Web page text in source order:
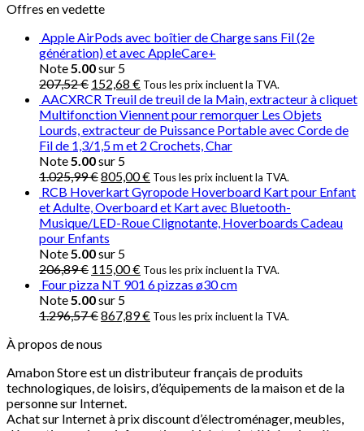
Offres en vedette
Apple AirPods avec boîtier de Charge sans Fil (2e
génération) et avec AppleCare+
Note5.00sur 5
207,52€ 152,68 € Tous les prix incluent la TVA.
AACXRCR Treuil de treuil de la Main, extracteur à cliquet
Multifonction Viennent pour remorquer Les Objets
Lourds, extracteur de Puissance Portable avec Corde de
Fil de 1,3/1,5 m et 2 Crochets, Char
Note5.00sur 5
1.025,99€805,00€ Tous les prix incluent la TVA.
RCB Hoverkart Gyropode Hoverboard Kart pour Enfant
et Adulte, Overboard et Kart avec Bluetooth-
Musique/LED-Roue Clignotante, Hoverboards Cadeau
pour Enfants
Note5.00sur 5
206,89€ 115,00€ Tous les prix incluent la TVA.
Four pizza NT 901 6 pizzas ø30 cm
Note5.00sur 5
1.296,57€867,89€ Tous les prix incluent la TVA.
À propos de nous
AmabonStore est un distributeur français de produits
technologiques, de loisirs, d’équipements de la maison et de la
personne sur Internet.
Achat sur Internet à prix discount d’électroménager, meubles,